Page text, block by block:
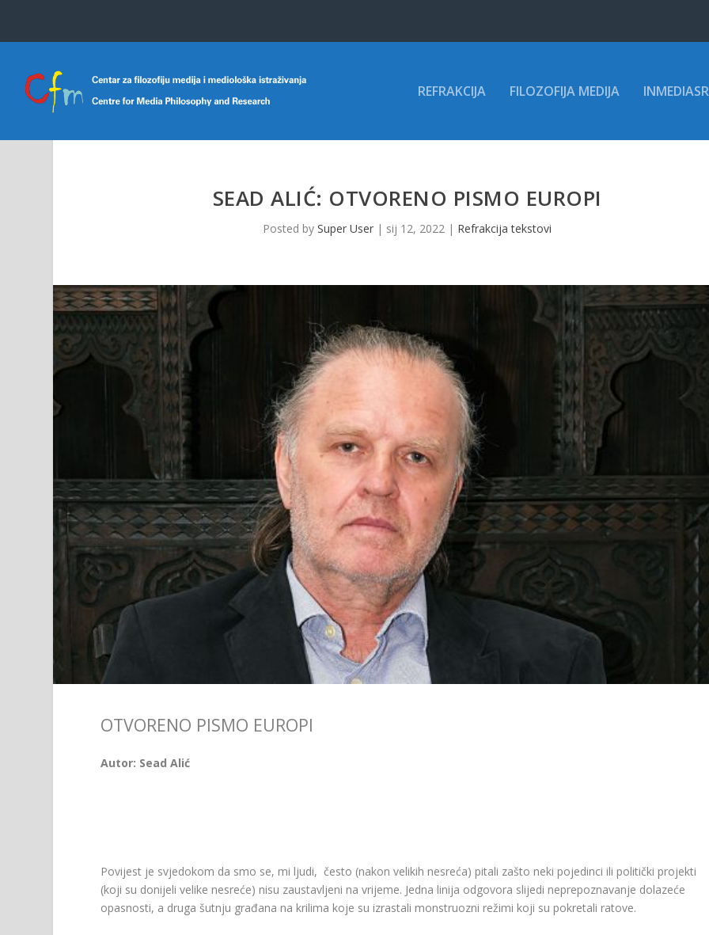
REFRAKCIJA FILOZOFIJA MEDIJA
SEAD ALIĆ: OTVORENO PISMO EUROPI
Posted bySuper User | sij 12, 2022 | Refrakcija tekstovi
OTVORENO PISMO EUROPI
Autor: Sead Alić
Povijest je svjedokom da smo se, mi ljudi, često (nakon velikih nesreća) pitali zašto neki pojedinci ili politički projekti
(koji su donijeli velike nesreće) nisu zaustavljeni na vrijeme. Jedna linija odgovora slijedi neprepoznavanje dolazeće
opasnosti, a druga šutnju građana na krilima koje su izrastali monstruozni režimi koji su pokretali ratove.